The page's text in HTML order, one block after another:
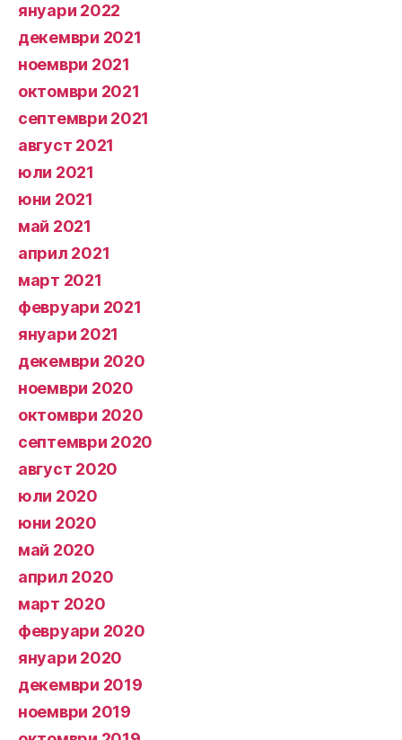
януари 2022
декември 2021
ноември 2021
октомври 2021
септември 2021
август 2021
юли 2021
юни 2021
май 2021
април 2021
март 2021
февруари 2021
януари 2021
декември 2020
ноември 2020
октомври 2020
септември 2020
август 2020
юли 2020
юни 2020
май 2020
април 2020
март 2020
февруари 2020
януари 2020
декември 2019
ноември 2019